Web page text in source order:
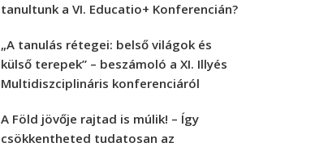
tanultunk a VI. Educatio+ Konferencián?
„A tanulás rétegei: belső világok és
külső terepek” – beszámoló a XI. Illyés
Multidiszciplináris konferenciáról
A Föld jövője rajtad is múlik! – Így
csökkentheted tudatosan az